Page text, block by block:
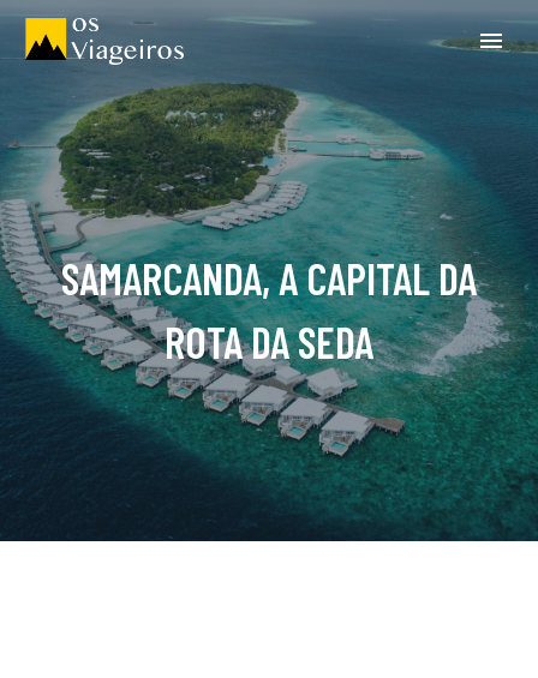
SAMARCANDA, A CAPITAL DA
ROTA DA SEDA